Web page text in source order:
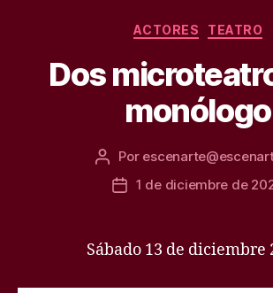
Categorías
ACTORES TEATRO
Dos
monólogo
Autor
de
la
Por
Fecha
entrada
1 de diciembre de
Sábado 13 de diciembre